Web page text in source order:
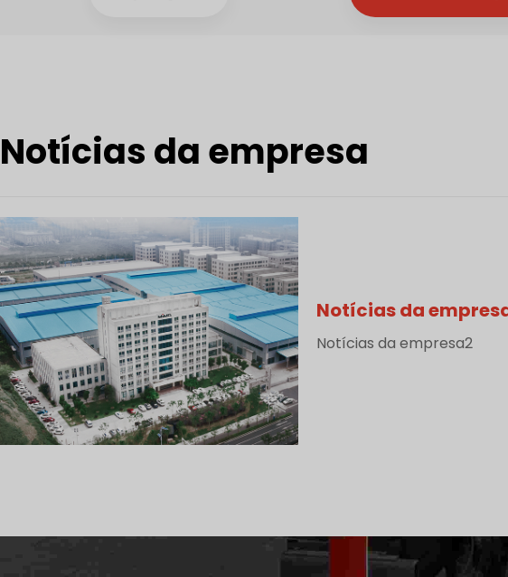
Notícias da empresa
Notícias da
Notícias da empresa2